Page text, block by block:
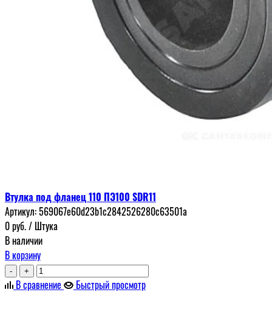
Втулка под фланец 110 ПЭ100 SDR11
Артикул:569067e60d23b1c2842526280c63501a
0руб./ Штука
В наличии
В корзину
- +
В сравнение Быстрый просмотр